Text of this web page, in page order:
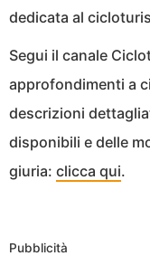
dedicata al
Segui il canale
approfondimenti a
descrizioni
disponibili e delle
giuria: clicca qui.
Pubblicità